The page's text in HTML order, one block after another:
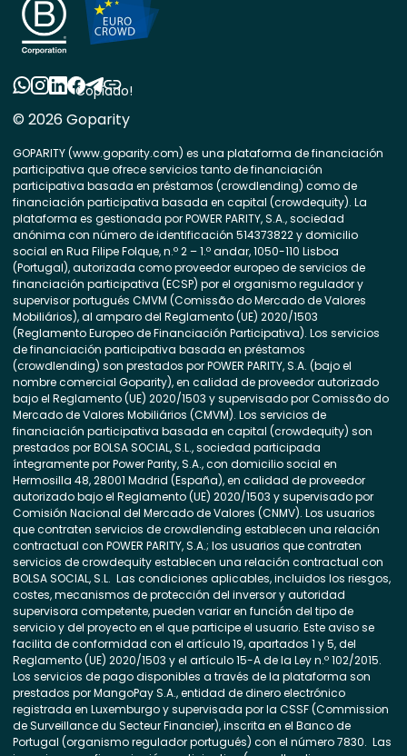
© 2026 Goparity
GOPARITY (www.goparity.com) es una plataforma de financiación
participativa que ofrece servicios tanto de financiación
participativa basada en préstamos (crowdlending) como de
financiación participativa basada en capital (crowdequity). La
plataforma es gestionada por POWER PARITY, S.A., sociedad
anónima con número de identificación 514373822 y domicilio
social en Rua Filipe Folque, n.º 2 – 1.º andar, 1050-110 Lisboa
(Portugal), autorizada como proveedor europeo de servicios de
financiación participativa (ECSP) por el organismo regulador y
supervisor portugués CMVM (Comissão do Mercado de Valores
Mobiliários), al amparo del Reglamento (UE) 2020/1503
(Reglamento Europeo de Financiación Participativa). Los servicios
de financiación participativa basada en préstamos
(crowdlending) son prestados por POWER PARITY, S.A. (bajo el
nombre comercial Goparity), en calidad de proveedor autorizado
bajo el Reglamento (UE) 2020/1503 y supervisado por Comissão do
Mercado de Valores Mobiliários (CMVM). Los servicios de
financiación participativa basada en capital (crowdequity) son
prestados por BOLSA SOCIAL, S.L., sociedad participada
íntegramente por Power Parity, S.A., con domicilio social en
Hermosilla 48, 28001 Madrid (España), en calidad de proveedor
autorizado bajo el Reglamento (UE) 2020/1503 y supervisado por
Comisión Nacional del Mercado de Valores (CNMV). Los usuarios
que contraten servicios de crowdlending establecen una relación
contractual con POWER PARITY, S.A.; los usuarios que contraten
servicios de crowdequity establecen una relación contractual con
BOLSA SOCIAL, S.L. Las condiciones aplicables, incluidos los riesgos,
costes, mecanismos de protección del inversor y autoridad
supervisora competente, pueden variar en función del tipo de
servicio y del proyecto en el que participe el usuario. Este aviso se
facilita de conformidad con el artículo 19, apartados 1 y 5, del
Reglamento (UE) 2020/1503 y el artículo 15-A de la Ley n.º 102/2015.
Los servicios de pago disponibles a través de la plataforma son
prestados por MangoPay S.A., entidad de dinero electrónico
registrada en Luxemburgo y supervisada por la CSSF (Commission
de Surveillance du Secteur Financier), inscrita en el Banco de
Portugal (organismo regulador portugués) con el número 7830. Las
Copiado!